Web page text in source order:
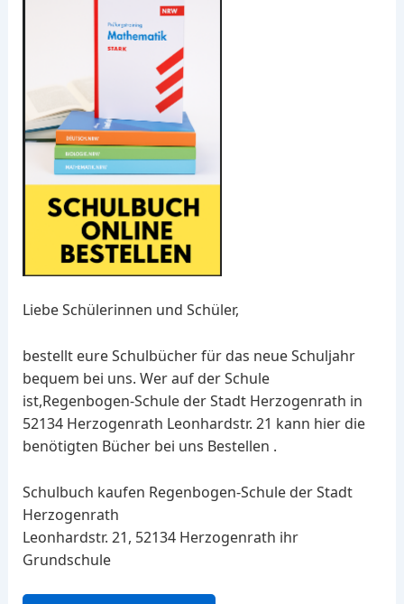
Liebe Schülerinnen und Schüler,
bestellt eure Schulbücher für das neue Schuljahr
bequem bei uns. Wer auf der Schule
ist,Regenbogen-Schule der Stadt Herzogenrath in
52134 Herzogenrath Leonhardstr. 21 kann hier die
benötigten Bücher bei uns Bestellen .
Schulbuch kaufen Regenbogen-Schule der Stadt
Herzogenrath
Leonhardstr. 21, 52134 Herzogenrath ihr
Grundschule